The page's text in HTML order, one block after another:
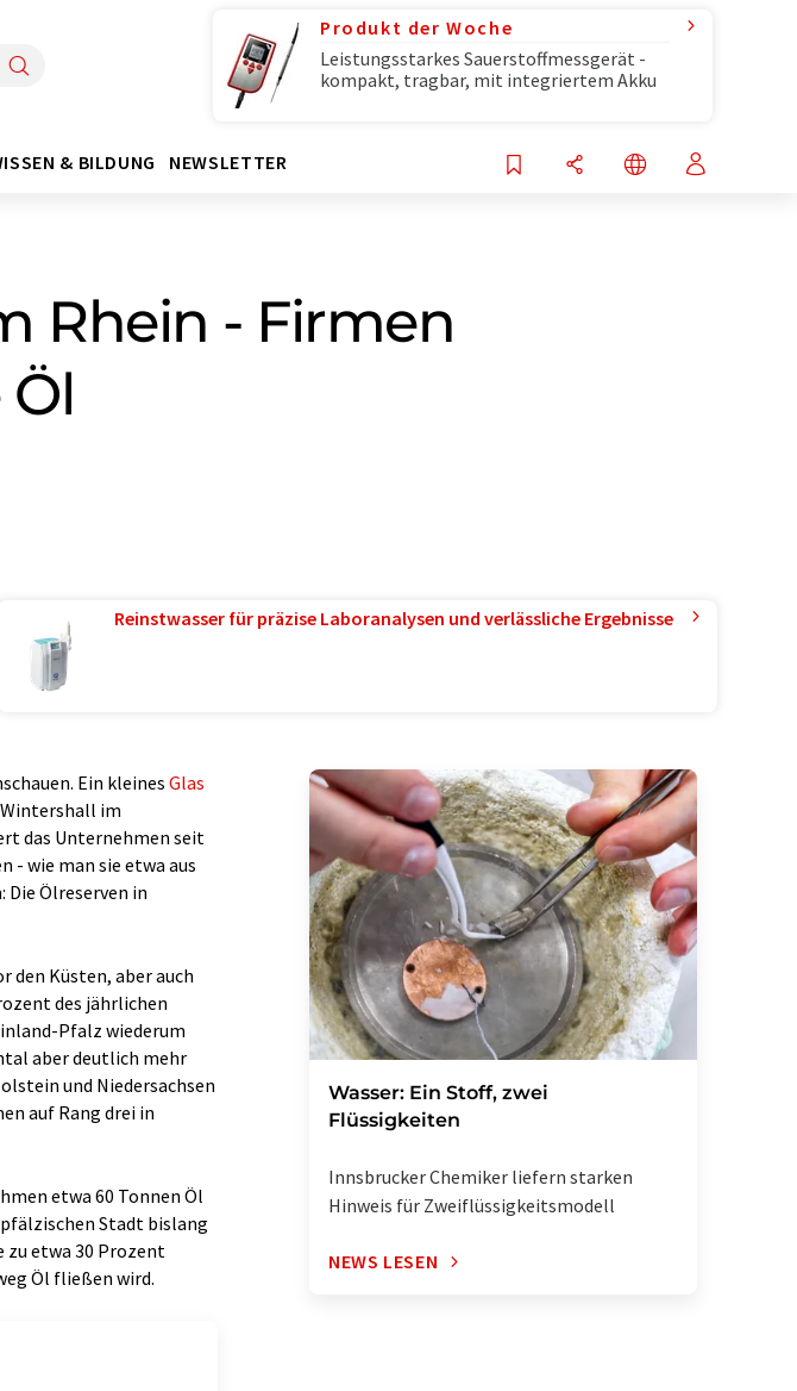
Produkt der Woche
Leistungsstarkes Sauerstoffmessgerät -
kompakt, tragbar, mit integriertem Akku
& BILDUNG NEWSLETTER
Rhein - Firmen
Reinstwasser für präzise Laboranalysen und verlässliche Ergebnisse
Ein kleines Glas
im
das Unternehmen seit
- wie man sie etwa aus
Ölreserven in
den Küsten, aber auch
des jährlichen
Pfalz wiederum
aber deutlich mehr
und Niedersachsen
auf Rang drei in
etwa 60 Tonnen Öl
Stadt bislang
etwa 30 Prozent
Öl fließen wird.
Wasser: Ein Stoff, zwei
Flüssigkeiten
Innsbrucker Chemiker liefern starken
Hinweis für Zweiflüssigkeitsmodell
NEWS LESEN